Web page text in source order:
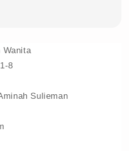
Wanita
8
Sulieman